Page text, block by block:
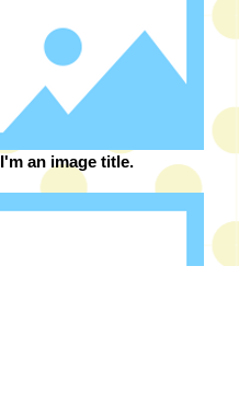
I'm an image title.